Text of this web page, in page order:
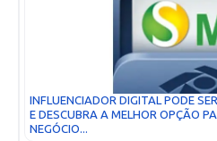
INFLUENCIADOR DIGITAL PODE
E DESCUBRA A MELHOR OPÇÃO
NEGÓCIO...